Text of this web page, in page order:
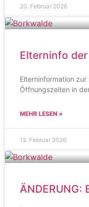
20. Februar 2026
Elterninfo
Elterninformation
Öffnungszeiten in
MEHR LESEN »
12. Februar 2026